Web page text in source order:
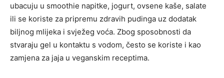
ubacuju u smoothie napitke, jogurt, ovsene kaše, salate
ili se koriste za pripremu zdravih pudinga uz dodatak
biljnog mlijeka i svježeg voća. Zbog sposobnosti da
stvaraju gel u kontaktu s vodom, često se koriste i kao
zamjena za jaja u veganskim receptima.